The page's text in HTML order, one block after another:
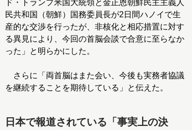
ド・トランプ米国大統領と金正恩朝鮮民主主義人
民共和国（朝鮮）国務委員長が2日間ハノイで生
産的な交渉を行ったが、非核化と相応措置に対す
る異見により、今回の首脳会談で合意に至らなか
った」と明らかにした。
さらに「両首脳はまた会い、今後も実務者協議
を継続することを期待している」と伝えた。
日本で報道されている「事実上の決